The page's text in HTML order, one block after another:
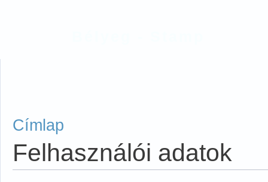
Címlap
Felhasználói adatok